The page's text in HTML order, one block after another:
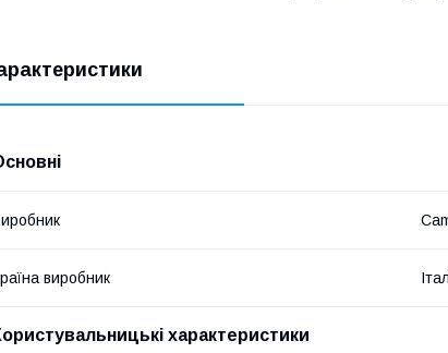
виробник
характеристики